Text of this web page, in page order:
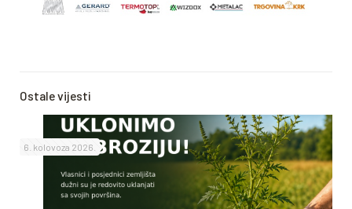
Ostale vijesti
6. kolovoza 2026.